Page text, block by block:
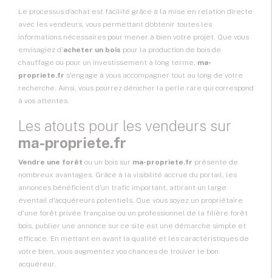
Le processus d’achat est facilité grâce à la mise en relation directe
avec les vendeurs, vous permettant d’obtenir toutes les
informations nécessaires pour mener à bien votre projet. Que vous
envisagiez d'acheter un bois pour la production de bois de
chauffage ou pour un investissement à long terme, ma-
propriete.fr s'engage à vous accompagner tout au long de votre
recherche. Ainsi, vous pourrez dénicher la perle rare qui correspond
à vos attentes.
Les atouts pour les vendeurs sur
ma-propriete.fr
Vendre une forêt ou un bois sur ma-propriete.fr présente de
nombreux avantages. Grâce à la visibilité accrue du portail, les
annonces bénéficient d’un trafic important, attirant un large
éventail d'acquéreurs potentiels. Que vous soyez un propriétaire
d'une forêt privée française ou un professionnel de la filière forêt
bois, publier une annonce sur ce site est une démarche simple et
efficace. En mettant en avant la qualité et les caractéristiques de
votre bien, vous augmentez vos chances de trouver le bon
acquéreur.